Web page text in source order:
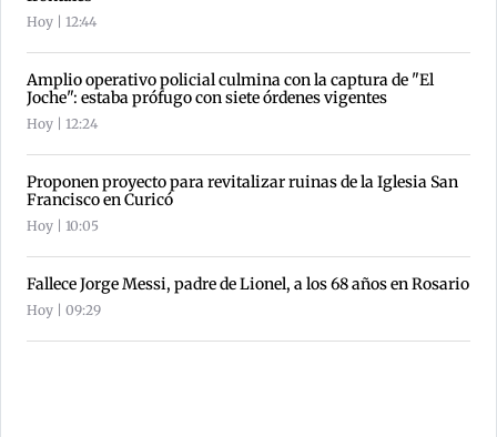
Hoy | 12:44
Amplio operativo policial culmina con la captura de "El
Joche": estaba prófugo con siete órdenes vigentes
Hoy | 12:24
Proponen proyecto para revitalizar ruinas de la Iglesia San
Francisco en Curicó
Hoy | 10:05
Fallece Jorge Messi, padre de Lionel, a los 68 años en Rosario
Hoy | 09:29